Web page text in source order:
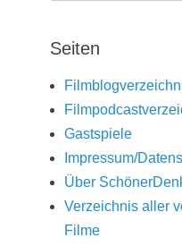
Seiten
Gastspiele
Impressum/
Über
Verzeichnis aller
Filme